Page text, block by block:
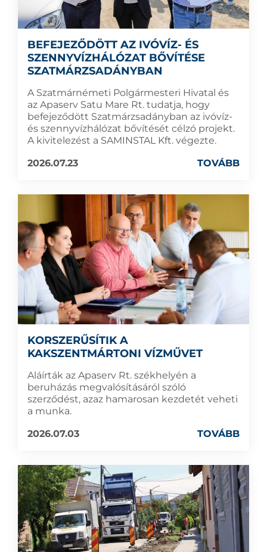
BEFEJEZŐDÖTT AZ IVÓVÍZ- ÉS
SZENNYVÍZHÁLÓZAT BŐVÍTÉSE
SZATMÁRZSADÁNYBAN
A Szatmárnémeti Polgármesteri Hivatal és
az Apaserv Satu Mare Rt. tudatja, hogy
befejeződött Szatmárzsadányban az ivóvíz-
és szennyvízhálózat bővítését célzó projekt.
A kivitelezést a SAMINSTAL Kft. végezte.
2026.07.23
TOVÁBB
KORSZERŰSÍTIK A
KAKSZENTMÁRTONI VÍZMŰVET
Aláírták az Apaserv Rt. székhelyén a
beruházás megvalósításáról szóló
szerződést, azaz hamarosan kezdetét veheti
a munka.
2026.07.03
TOVÁBB